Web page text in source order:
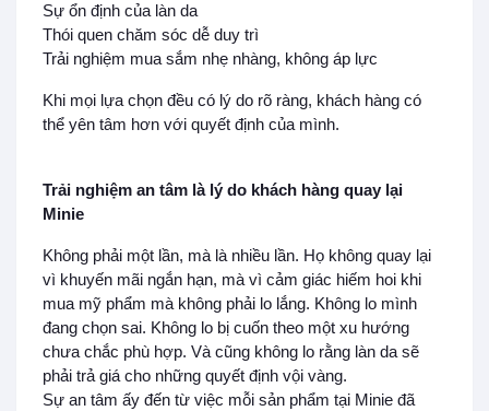
Sự ổn định của làn da
Thói quen chăm sóc dễ duy trì
Trải nghiệm mua sắm nhẹ nhàng, không áp lực
Khi mọi lựa chọn đều có lý do rõ ràng, khách hàng có
thể yên tâm hơn với quyết định của mình.
Trải nghiệm an tâm là lý do khách hàng quay lại
Minie
Không phải một lần, mà là nhiều lần. Họ không quay lại
vì khuyến mãi ngắn hạn, mà vì cảm giác hiếm hoi khi
mua mỹ phẩm mà không phải lo lắng. Không lo mình
đang chọn sai. Không lo bị cuốn theo một xu hướng
chưa chắc phù hợp. Và cũng không lo rằng làn da sẽ
phải trả giá cho những quyết định vội vàng.
Sự an tâm ấy đến từ việc mỗi sản phẩm tại Minie đã